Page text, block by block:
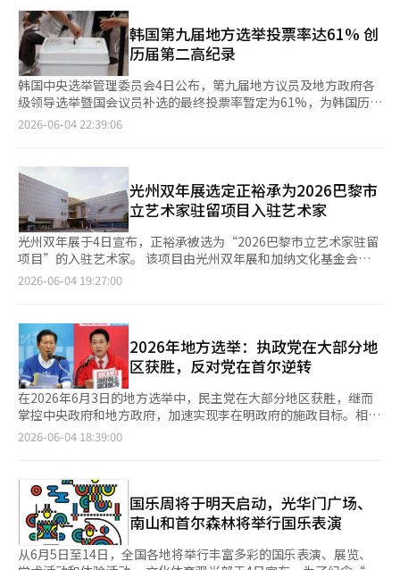
（30.59%）、济州的高义淑（48.08%）等均成功当选。 相对而
言，保守派在传统强势地区和忠清道的激战区巩固了立足点。在大
邱，强恩熙候选人以52.40%的得票率成功连任；在庆北和庆南，
任钟植候选人和权顺基候选人分别以43.49%和38.53%的得票率当
选。在忠清道，大田的吴石镇候选人以27.48%当选，忠北的尹建
永候选人（48.21%）和世宗的姜美爱候选人（36.25%）也代表保
守及中间偏保守阵营获胜。 教育专家分析此次选举结果受到政治
格局的影响，同时现任优势因素也发挥了重要作用。国会立法调查
的市道知事选举与教育感选举呈现出明显的同步趋势，现任教育感
的优势也得到了充分体现。” 李德难团队指出：“整体政治格局
的影响显著，尤其在对国民力量等保守阵营感到失望而转向进步的
选票中，京畿道和江原道等地区的教育感格局发生了变化。” 值
得注意的是，媒体原本预测进步阵营将以14比2或15比1的压倒性
优势获胜，但最终结果与过去17个市道的11比6体制相似，收官于
10比6的局面。 李德难团队分析：“与预期不同，进步派候选人在
庆尚和忠清地区并未大幅度崛起，尤其忠清地区的格局发生了显著
间缺乏辨别力和差异化，这在选票中得到了体现。”※ 本报道经
人工智能（AI）系统翻译与编辑。
张院长在有机化学催化反应领域发表了多项具有重要影响力的研究
成果，连续八年被评选为全球前1%的研究者（HCR）。他目前担
任美国化学会出版的化学领域顶级学术期刊《JACS》的编辑委员
会成员。 自2012年IBS研究组成立以来，张院长一直领导分子活性
催化反应研究组。这次任命是IBS研究组长首次被任命为院长。 科
技部表示：“此次任命将使一位兼具学术权威和研究经验的学者担
任院长，期待IBS能够成为全球领先的研究机构，并为国内基础科
学研究生态系统的发展做出贡献。” 基础科学研究院于2011年11
KAIST、浦项科技大学（POSTECH）、蔚山科技大学
（UNIST）、光州科技大学（GIST）等国内主要科技大学内建立
了合作研究的校园。
韩国第九届地方选举投票率达61% 创
历届第二高纪录
韩国中央选举管理委员会4日公布，第九届地方议员及地方政府各
级领导选举暨国会议员补选的最终投票率暂定为61%，为韩国历届
地方选举中第二高投票率，仅次于第一届地方选举的68.4%。 本届
率综合计入了上月29日至30日的提前投票（投票率23.51%）及缺
席投票结果，较第八届地方选举最终投票率50.9%高出逾10个百分
道、庆尚南道紧随其后，投票率均超64%。首尔投票率为63.6%，
高于全国平均水平。光州以54.3%垫底，济州、仁川、京畿道等地
低于全国均值。 不过，由于本届地方选举期间部分地区出现选票
不足等问题，部分投票站投票持续至深夜，导致整体开票及最终统
计工作有所延迟。投票日当天首尔松坡区、江南区等地14个投票站
时间因此延后。 对此，韩国中央选举管理委员会事务总长许铁薰
当晚9时公开致歉，承认事件给选民造成严重不便，损害了公众对
公平选举管理的信任。他表示：“在当天投票过程中，因部分投票
站选票不足，给国民造成了巨大混乱与不安。我们深感责任重大，
并郑重致歉。” 围绕“选票不足”风波，韩国朝野反应截然不
同。国民力量党赴选管委抗议，要求中断计票、重新举行选举；共
同民主党则对选举管理委员会的管理疏漏表示遗憾。
2026-06-04 22:39:06
光州双年展选定正裕承为2026巴黎市
立艺术家驻留项目入驻艺术家
光州双年展于4日宣布，正裕承被选为“2026巴黎市立艺术家驻留
项目”的入驻艺术家。 该项目由光州双年展和加纳文化基金会共
同主办，旨在支持光州地区现代艺术家的海外创作活动。基金会于
并通过视觉媒介记录和重构她们留下的痕迹。作为女性艺术家，她
基于自身的生活经验和视角，持续倾听被制度边缘化者的声音。
她的代表作包括探讨光州地区性交易聚集地在昼夜时间流转中如何
变化的视频作品《聚集地的昼与夜》（2018）以及为纪念1980年
光州民主运动期间在街头呼喊团结的黄金洞女性而创作的《黄金洞
的女性们》（2018）。 基金会表示：“正裕承艺术家拥有明确的
艺术愿景和时效性，旨在将基于地方的扎实研究成果扩展到气候危
机和性别劳动等全球议题。”并指出：“她的作品不仅仅是记录，
群体的感知和语言，构建了独特的艺术世界。”同时强调：“她在
驻留期间计划追踪巴黎郊区女性农民的生平和劳动，围绕气候危机
这一主题进行深入研究，这一计划非常具体且具有挑战性。”并指
出：“她希望通过当地交流，将光州的声音在国际网络中发声，这
一艺术抱负在此次征集活动中得到了高度评价。” 入选的艺术家
将于10月2日至12月28日，在位于法国巴黎的市立艺术家驻留项目
2026-06-04 19:27:00
2026年地方选举：执政党在大部分地
区获胜，反对党在首尔逆转
在2026年6月3日的地方选举中，民主党在大部分地区获胜，继而
掌控中央政府和地方政府，加速实现李在明政府的施政目标。相对
而言，国民力量在选举期间提出的“制衡政权”口号未能获得支
战场，首尔的民主党候选人郑元午在最后时刻被国民力量当选人吴
世勋阻挡，未能成功当选。 不过，民主党在主要战场如京畿道、
釜山和江原等地接连获胜。首先，民主党候选人秋美爱在京畿道的
选举中早早领先于国民力量候选人杨香子，确认当选。 此外，在
釜山、江原和仁川等地，民主党候选人全在秀、禹相浩和朴贞大也
2026-06-04 18:39:00
国乐周将于明天启动，光华门广场、
南山和首尔森林将举行国乐表演
从6月5日至14日，全国各地将举行丰富多彩的国乐表演、展览、